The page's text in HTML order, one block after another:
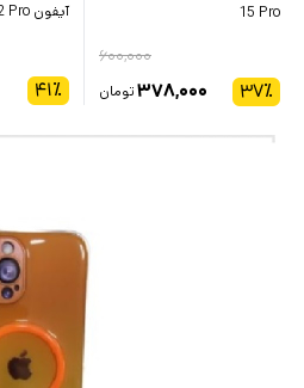
15 Pro
۳۷٪
۶۰۰,۰۰۰
۳۷۸,۰۰۰تومان
آیفون IPHONE 12 Pro
۴۱٪